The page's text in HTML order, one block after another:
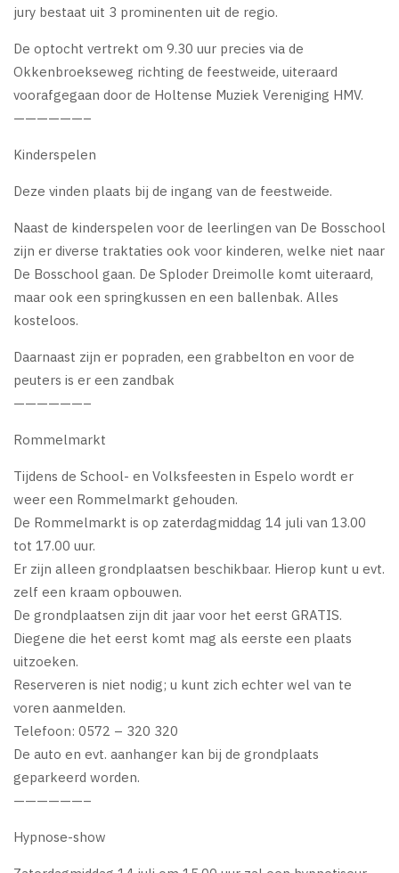
jury bestaat uit 3 prominenten uit de regio.
De optocht vertrekt om 9.30 uur precies via de
Okkenbroekseweg richting de feestweide, uiteraard
voorafgegaan door de Holtense Muziek Vereniging HMV.
——————–
Kinderspelen
Deze vinden plaats bij de ingang van de feestweide.
Naast de kinderspelen voor de leerlingen van De Bosschool
zijn er diverse traktaties ook voor kinderen, welke niet naar
De Bosschool gaan. De Sploder Dreimolle komt uiteraard,
maar ook een springkussen en een ballenbak. Alles
kosteloos.
Daarnaast zijn er popraden, een grabbelton en voor de
peuters is er een zandbak
——————–
Rommelmarkt
Tijdens de School- en Volksfeesten in Espelo wordt er
weer een Rommelmarkt gehouden.
De Rommelmarkt is op zaterdagmiddag 14 juli van 13.00
tot 17.00 uur.
Er zijn alleen grondplaatsen beschikbaar. Hierop kunt u evt.
zelf een kraam opbouwen.
De grondplaatsen zijn dit jaar voor het eerst GRATIS.
Diegene die het eerst komt mag als eerste een plaats
uitzoeken.
Reserveren is niet nodig; u kunt zich echter wel van te
voren aanmelden.
Telefoon: 0572 – 320 320
De auto en evt. aanhanger kan bij de grondplaats
geparkeerd worden.
——————–
Hypnose-show